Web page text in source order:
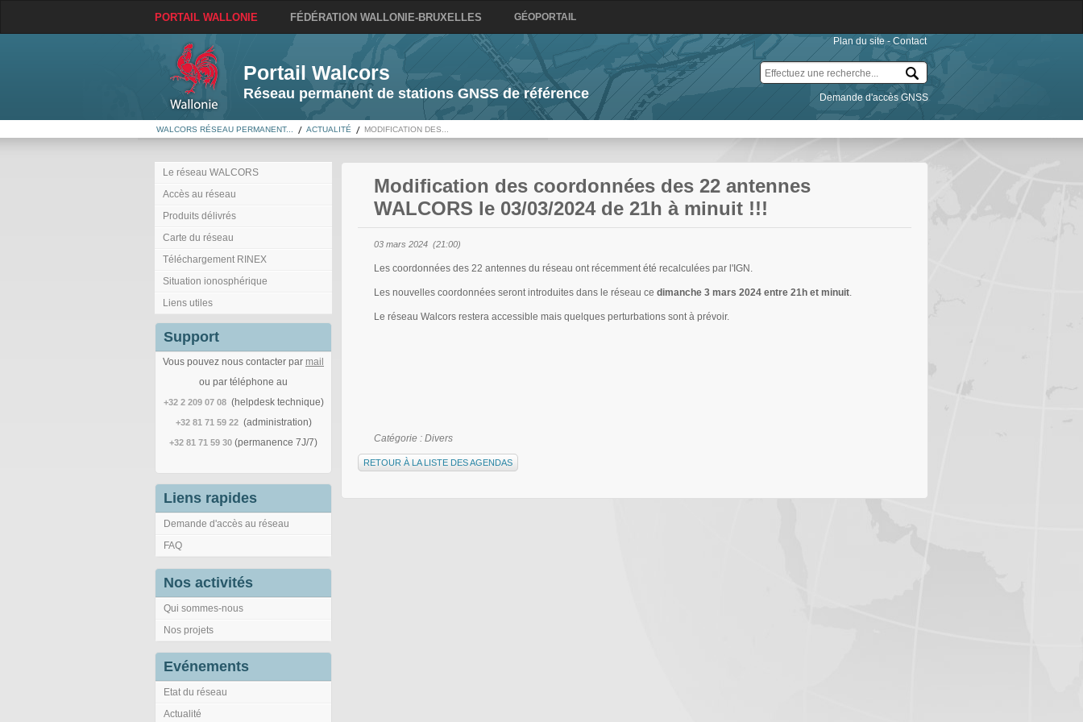
PORTAIL WALLONIE FÉDÉRATION WALLONIE-BRUXELLES GÉOPORTAIL
Portail Walcors
Réseau permanent de stations GNSS de référence
Plan du site - Contact
Demande d'accès GNSS
WALCORS RÉSEAU PERMANENT... ACTUALITÉ MODIFICATION DES...
Le réseau WALCORS
Accès au réseau
Produits délivrés
Carte du réseau
Téléchargement RINEX
Situation ionosphérique
Liens utiles
Support
Vous pouvez nous contacter par mail
ou par téléphone au
+32 2 209 07 08 (helpdesk technique)
+32 81 71 59 22 (administration)
+32 81 71 59 30 (permanence 7J/7)
Liens rapides
Demande d'accès au réseau
FAQ
Nos activités
Qui sommes-nous
Nos projets
Evénements
Etat du réseau
Actualité
Modification des coordonnées des 22 antennes
WALCORS le 03/03/2024 de 21h à minuit !!!
03 mars 2024 (21:00)
Les coordonnées des 22 antennes du réseau ont récemment été recalculées par l'IGN.
Les nouvelles coordonnées seront introduites dans le réseau ce dimanche 3 mars 2024 entre 21h et minuit.
Le réseau Walcors restera accessible mais quelques perturbations sont à prévoir.
Catégorie : Divers
RETOUR À LA LISTE DES AGENDAS